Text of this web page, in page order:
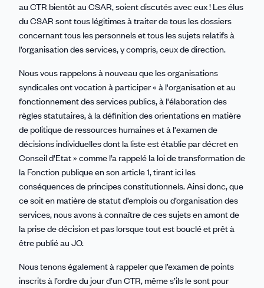
au CTR bientôt au CSAR, soient discutés avec eux ! Les élus
du CSAR sont tous légitimes à traiter de tous les dossiers
concernant tous les personnels et tous les sujets relatifs à
l’organisation des services, y compris, ceux de direction.
Nous vous rappelons à nouveau que les organisations
syndicales ont vocation à participer « à l'organisation et au
fonctionnement des services publics, à l'élaboration des
règles statutaires, à la définition des orientations en matière
de politique de ressources humaines et à l'examen de
décisions individuelles dont la liste est établie par décret en
Conseil d'Etat » comme l’a rappelé la loi de transformation de
la Fonction publique en son article 1, tirant ici les
conséquences de principes constitutionnels. Ainsi donc, que
ce soit en matière de statut d’emplois ou d’organisation des
services, nous avons à connaître de ces sujets en amont de
la prise de décision et pas lorsque tout est bouclé et prêt à
être publié au JO.
Nous tenons également à rappeler que l’examen de points
inscrits à l’ordre du jour d’un CTR, même s’ils le sont pour